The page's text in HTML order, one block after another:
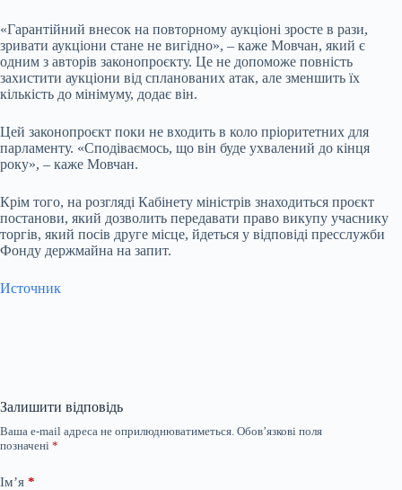
«Гарантійний внесок на повторному аукціоні зросте в рази,
зривати аукціони стане не вигідно», – каже Мовчан, який є
одним з авторів законопроєкту. Це не допоможе повність
захистити аукціони від спланованих атак, але зменшить їх
кількість до мінімуму, додає він.
Цей законопроєкт поки не входить в коло пріоритетних для
парламенту. «Сподіваємось, що він буде ухвалений до кінця
року», – каже Мовчан.
Крім того, на розгляді Кабінету міністрів знаходиться проєкт
постанови, який дозволить передавати право викупу учаснику
торгів, який посів друге місце, йдеться у відповіді пресслужби
Фонду держмайна на запит.
Источник
Залишити відповідь
Ваша e-mail адреса не оприлюднюватиметься. Обов’язкові поля
позначені *
Ім’я *